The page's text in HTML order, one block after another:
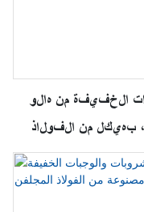
الخفيفة من هالو
21.5 بوصة، بهيكل من الفولاذ
للضباب